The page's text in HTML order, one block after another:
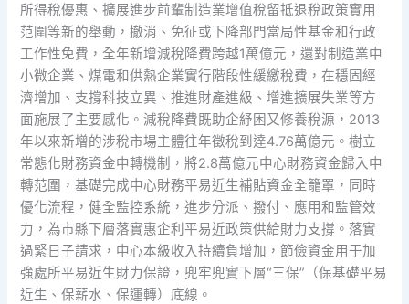
所得稅優惠、擴展進步前輩制造業增值稅留抵退稅政策實用
范圍等新的舉動，撤消、免征或下降部門當局性基金和行政
工作性免費，全年新增減稅降費跨越1萬億元，還對制造業中
小微企業、煤電和供熱企業實行階段性緩繳稅費，在穩固經
濟增加、支撐科技立異、推進財產進級、增進擴展失業等方
面施展了主要感化。減稅降費既助企紓困又修養稅源，2013
年以來新增的涉稅市場主體往年徵稅到達4.76萬億元。樹立
常態化財務資金中轉機制，將2.8萬億元中心財務資金歸入中
轉范圍，基礎完成中心財務平易近生補貼資金全籠罩，同時
優化流程，健全監控系統，進步分派、撥付、應用和監管效
力，為市縣下層落實惠企利平易近政策供給財力支撐。落實
過緊日子請求，中心本級收入持續負增加，節儉資金用于加
強處所平易近生財力保證，兜牢兜實下層“三保”（保基礎平易
近生、保薪水、保運轉）底線。